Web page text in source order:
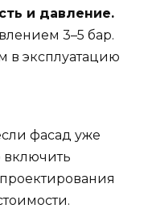
и давление.
3–5 бар.
в эксплуатацию
фасад уже
включить